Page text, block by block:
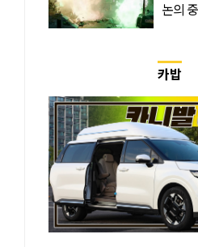
논의
카밥